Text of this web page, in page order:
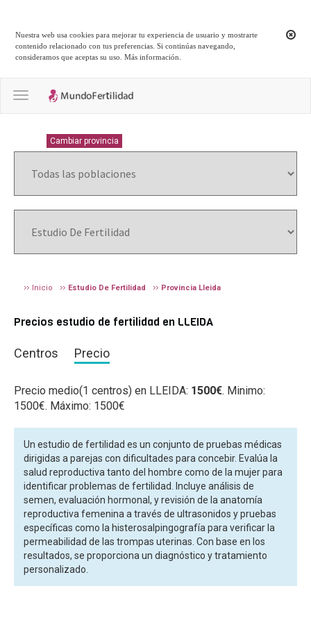
Nuestra web usa cookies para mejorar tu experiencia de usuario y mostrarte
contenido relacionado con tus preferencias. Si continúas navegando,
consideramos que aceptas su uso.Más información
Toggle navigation
Cambiar provincia
Inicio Estudio De Fertilidad Provincia Lleida
Precios estudio de fertilidad en LLEIDA
Centros Precio
Precio medio(1 centros) en LLEIDA: 1500€. Minimo:
1500€. Máximo: 1500€
Un estudio de fertilidad es un conjunto de pruebas médicas
dirigidas a parejas con dificultades para concebir. Evalúa la
salud reproductiva tanto del hombre como de la mujer para
identificar problemas de fertilidad. Incluye análisis de
semen, evaluación hormonal, y revisión de la anatomía
reproductiva femenina a través de ultrasonidos y pruebas
específicas como la histerosalpingografía para verificar la
permeabilidad de las trompas uterinas. Con base en los
resultados, se proporciona un diagnóstico y tratamiento
personalizado.